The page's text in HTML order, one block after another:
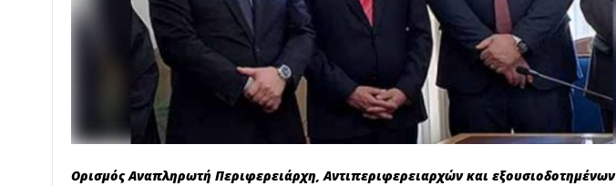
Ορισμός Αναπληρωτή Περιφερειάρχη, Αντιπεριφερειαρχών και εξουσιοδοτημένων